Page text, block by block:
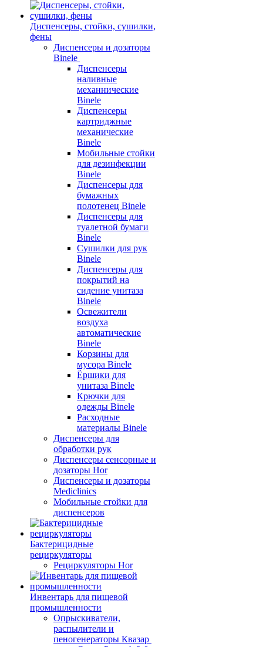
Диспенсеры, стойки, сушилки,
фены
Диспенсеры и дозаторы
Binele
Диспенсеры
наливные
механнические
Binele
Диспенсеры
картриджные
механические
Binele
Мобильные стойки
для дезинфекции
Binele
Диспенсеры для
бумажных
полотенец Binele
Диспенсеры для
туалетной бумаги
Binele
Сушилки для рук
Binele
Диспенсеры для
покрытий на
сидение унитаза
Binele
Освежители
воздуха
автоматические
Binele
Корзины для
мусора Binele
Ёршики для
унитаза Binele
Крючки для
одежды Binele
Расходные
материалы Binele
Диспенсеры для
обработки рук
Диспенсеры сенсорные и
дозаторы Hor
Диспенсеры и дозаторы
Mediclinics
Мобильные стойки для
диспенсеров
Бактерицидные
рециркуляторы
Рециркуляторы Hor
Инвентарь для пищевой
промышленности
Опрыскиватели,
распылители и
пеногенераторы Квазар